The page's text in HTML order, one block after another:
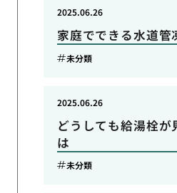
家庭でできる水道管
2025.06.26
未分類
どうしても給湯栓が
は
2025.06.26
未分類